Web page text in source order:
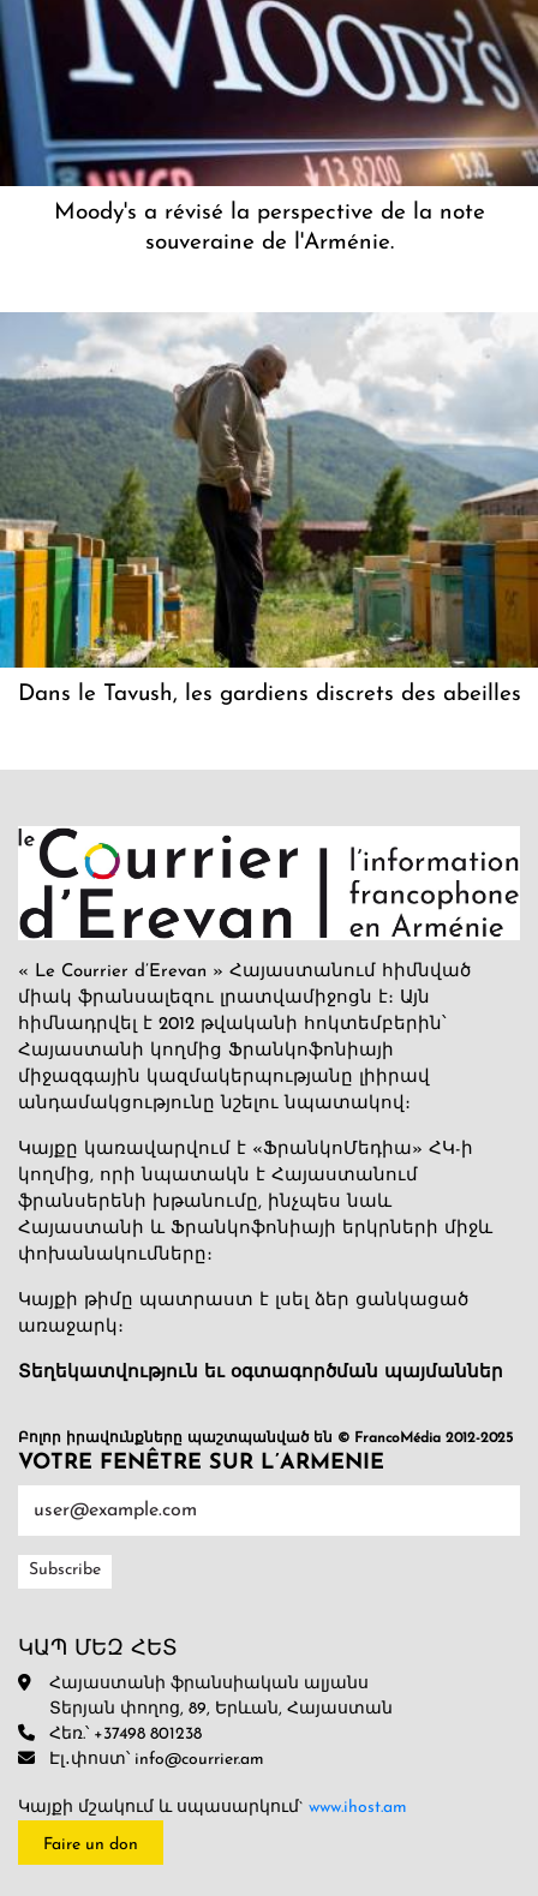
Moody's a révisé la perspective de la note
souveraine de l'Arménie.
Dans le Tavush, les gardiens discrets des abeilles
« Le Courrier d’Erevan » Հայաստանում հիմնված
միակ ֆրանսալեզու լրատվամիջոցն է։ Այն
հիմնադրվել է 2012 թվականի հոկտեմբերին՝
Հայաստանի կողմից Ֆրանկոֆոնիայի
միջազգային կազմակերպությանը լիիրավ
անդամակցությունը նշելու նպատակով։
Կայքը կառավարվում է «ՖրանկոՄեդիա» ՀԿ-ի
կողմից, որի նպատակն է Հայաստանում
ֆրանսերենի խթանումը, ինչպես նաև
Հայաստանի և Ֆրանկոֆոնիայի երկրների միջև
փոխանակումները։
Կայքի թիմը պատրաստ է լսել ձեր ցանկացած
առաջարկ։
Տեղեկատվություն եւ օգտագործման պայմաններ
Բոլոր իրավունքները պաշտպանված են © FrancoMédia 2012-2025
VOTRE FENÊTRE SUR L’ARMENIE
ԿԱՊ ՄԵԶ ՀԵՏ
Հայաստանի ֆրանսիական ալյանս
Տերյան փողոց, 89, Երևան, Հայաստան
Հեռ.՝ +37498 801238
Էլ․փոստ՝ info@courrier.am
Կայքի մշակում և սպասարկում` www.ihost.am
Faire un don